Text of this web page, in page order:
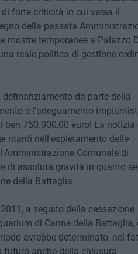
forte criticità in cui versa il
della passata
mostre temporanee a Palazzo
reale politica di gestione
da parte della
e l'adeguamento
750.000,00 euro! La notizia
ritardi nell'espletamento delle
Comunale di
di assoluta gravità in quanto
della Battaglia.
a seguito della cessazione
di Canne della Battaglia,
avrebbe determinato, nei
anche della chiusura